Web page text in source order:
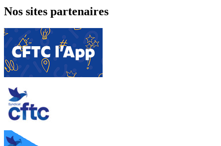
Nos sites partenaires